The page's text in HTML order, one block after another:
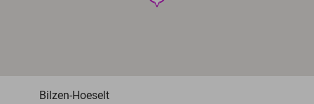
Bilzen-Hoeselt